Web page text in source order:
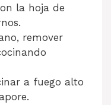
la hoja de
remover
a fuego alto